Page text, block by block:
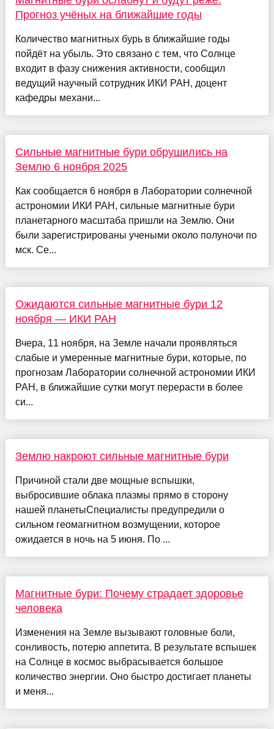
Прогноз учёных на ближайшие годы
Количество магнитных бурь в ближайшие годы
пойдёт на убыль. Это связано с тем, что Солнце
входит в фазу снижения активности, сообщил
ведущий научный сотрудник ИКИ РАН, доцент
кафедры механи...
Сильные магнитные бури обрушились на
Землю 6 ноября 2025
Как сообщается 6 ноября в Лаборатории солнечной
астрономии ИКИ РАН, сильные магнитные бури
планетарного масштаба пришли на Землю. Они
были зарегистрированы учеными около полуночи по
мск. Се...
Ожидаются сильные магнитные бури 12
ноября — ИКИ РАН
Вчера, 11 ноября, на Земле начали проявляться
слабые и умеренные магнитные бури, которые, по
прогнозам Лаборатории солнечной астрономии ИКИ
РАН, в ближайшие сутки могут перерасти в более
си...
Землю накроют сильные магнитные бури
Причиной стали две мощные вспышки,
выбросившие облака плазмы прямо в сторону
нашей планетыСпециалисты предупредили о
сильном геомагнитном возмущении, которое
ожидается в ночь на 5 июня. По ...
Магнитные бури: Почему страдает здоровье
человека
Изменения на Земле вызывают головные боли,
сонливость, потерю аппетита. В результате вспышек
на Солнце в космос выбрасывается большое
количество энергии. Оно быстро достигает планеты
и меня...